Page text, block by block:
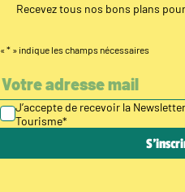
Recevez tous nos bons plans
« * » indique les champs nécessaires
J’accepte de recevoir la
Tourisme*